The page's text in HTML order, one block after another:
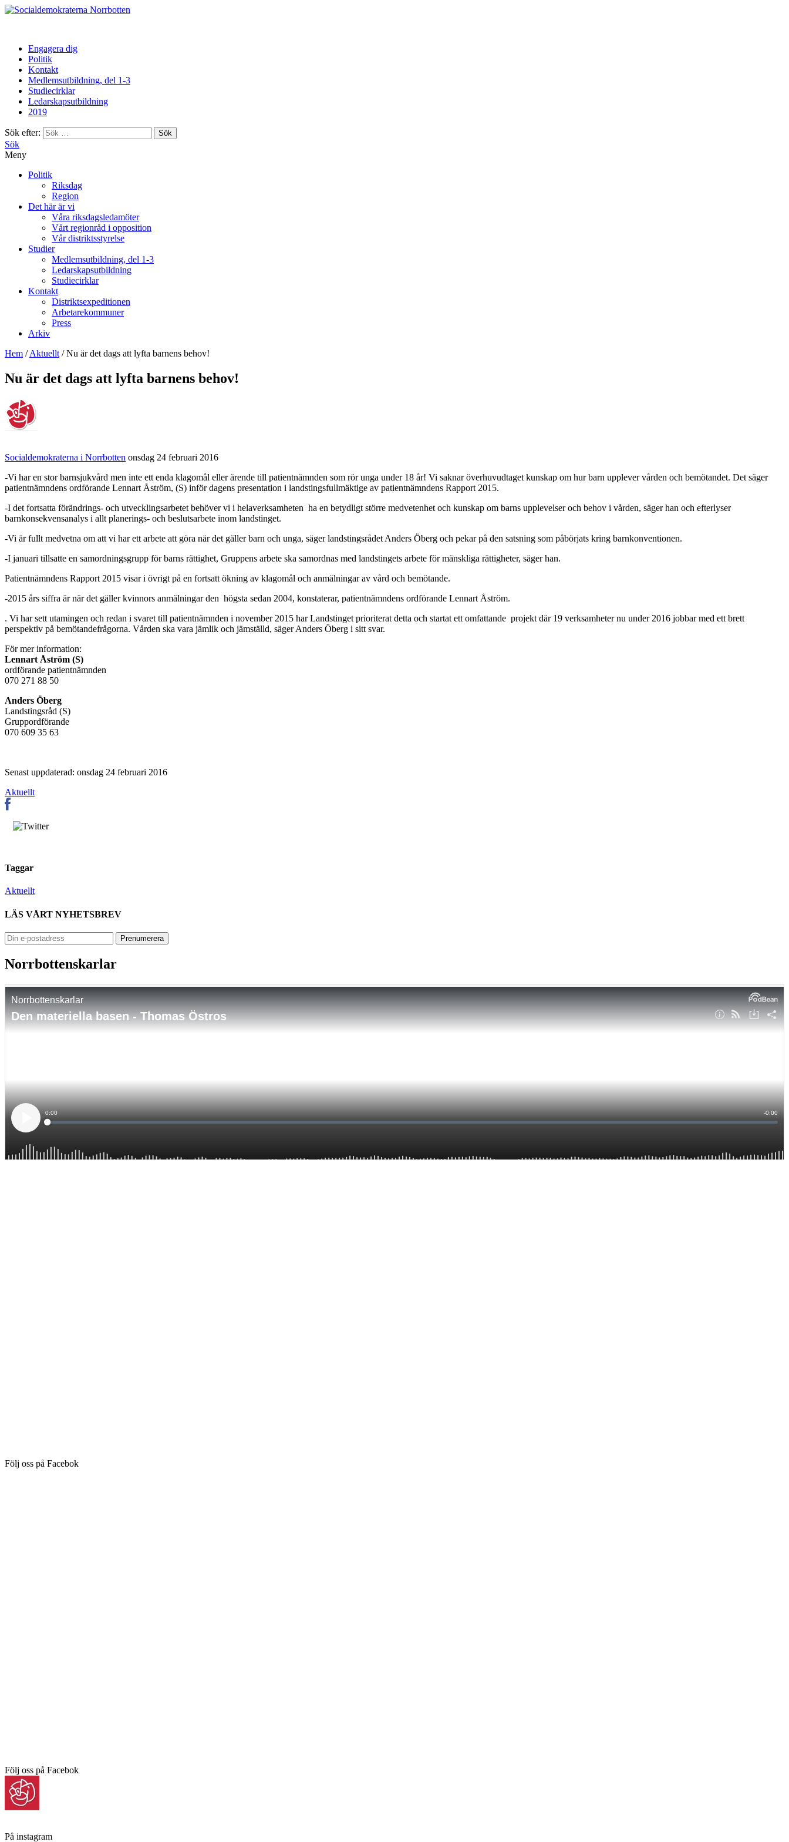
Norrbotten
Engagera dig
Politik
Kontakt
Medlemsutbildning, del 1-3
Studiecirklar
Ledarskapsutbildning
2019
Sök efter:
Sök
Meny
Politik
Riksdag
Region
Det här är vi
Våra riksdagsledamöter
Vårt regionråd i opposition
Vår distriktsstyrelse
Studier
Medlemsutbildning, del 1-3
Ledarskapsutbildning
Studiecirklar
Kontakt
Distriktsexpeditionen
Arbetarekommuner
Press
Arkiv
Hem /Aktuellt /Nu är det dags att lyfta barnens behov!
Nu är det dags att lyfta barnens behov!
Socialdemokraterna i Norrbotten onsdag 24 februari 2016
-Vi har en stor barnsjukvård men inte ett enda klagomål eller ärende till patientnämnden som rör unga under 18 år! Vi saknar överhuvudtaget kunskap om hur barn upplever vården och bemötandet. Det säger
patientnämndens ordförande Lennart Åström, (S) inför dagens presentation i landstingsfullmäktige av patientnämndens Rapport 2015.
-I det fortsatta förändrings- och utvecklingsarbetet behöver vi i helaverksamheten ha en betydligt större medvetenhet och kunskap om barns upplevelser och behov i vården, säger han och efterlyser
barnkonsekvensanalys i allt planerings- och beslutsarbete inom landstinget.
-Vi är fullt medvetna om att vi har ett arbete att göra när det gäller barn och unga, säger landstingsrådet Anders Öberg och pekar på den satsning som påbörjats kring barnkonventionen.
-I januari tillsatte en samordningsgrupp för barns rättighet, Gruppens arbete ska samordnas med landstingets arbete för mänskliga rättigheter, säger han.
Patientnämndens Rapport 2015 visar i övrigt på en fortsatt ökning av klagomål och anmälningar av vård och bemötande.
-2015 års siffra är när det gäller kvinnors anmälningar den högsta sedan 2004, konstaterar, patientnämndens ordförande Lennart Åström.
. Vi har sett utamingen och redan i svaret till patientnämnden i november 2015 har Landstinget prioriterat detta och startat ett omfattande projekt där 19 verksamheter nu under 2016 jobbar med ett brett
perspektiv på bemötandefrågorna. Vården ska vara jämlik och jämställd, säger Anders Öberg i sitt svar.
För mer information:
Lennart Åström (S)
ordförande patientnämnden
070 271 88 50
Anders Öberg
Landstingsråd (S)
Gruppordförande
070 609 35 63
Senast uppdaterad: onsdag 24 februari 2016
Aktuellt
Taggar
Aktuellt
LÄS VÅRT NYHETSBREV
Norrbottenskarlar
Följ oss på Facebok
Följ oss på Facebok
På instagram